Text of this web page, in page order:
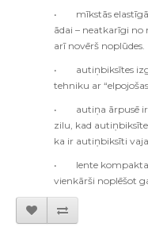
• mīkstās
ādai – neatkarīgi
arī novērš noplūdes.
•
autiņbiksītes
tehniku ar
• autiņa ārpusē
zilu, kad
ka ir autiņbiksīti
• lente
vienkārši noplēšot